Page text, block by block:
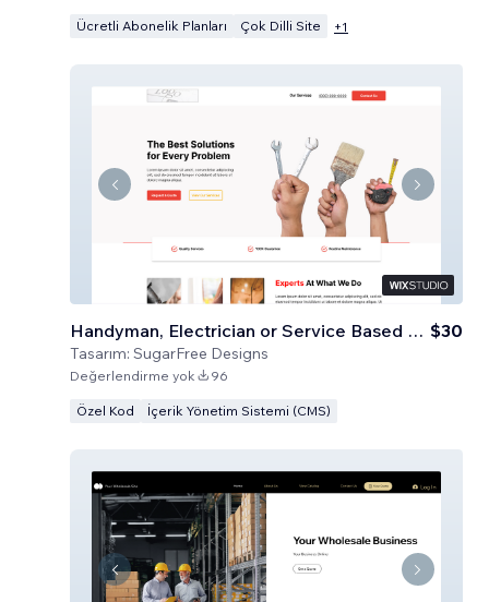
Ücretli Abonelik Planları Çok Dilli Site +1
Handyman, Electrician or Service Based Business
Tasarım: SugarFree Designs
$30
Değerlendirme yok 96
Özel Kod İçerik Yönetim Sistemi (CMS)